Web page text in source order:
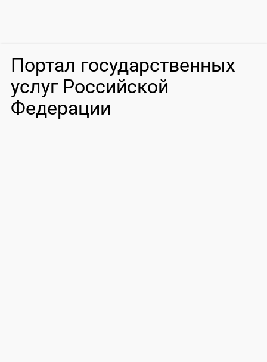
Портал государственных
услуг Российской
Федерации